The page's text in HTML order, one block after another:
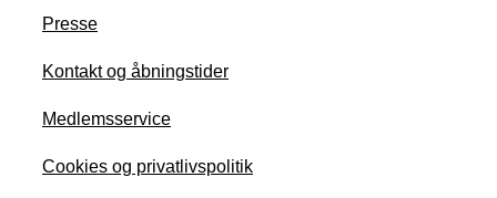
Presse
Kontakt og åbningstider
Medlemsservice
Cookies og privatlivspolitik